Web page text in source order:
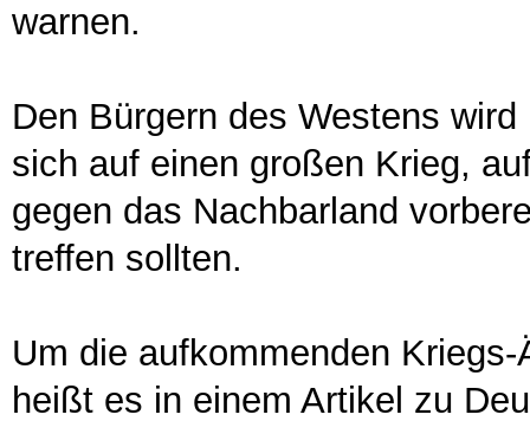
warnen.
Den Bürgern des Westens
sich auf einen großen Krieg,
gegen das Nachbarland
treffen sollten.
Um die aufkommenden
heißt es in einem Artikel zu